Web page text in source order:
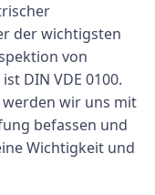
der wichtigsten
von
DIN VDE 0100.
wir uns mit
befassen und
Wichtigkeit und